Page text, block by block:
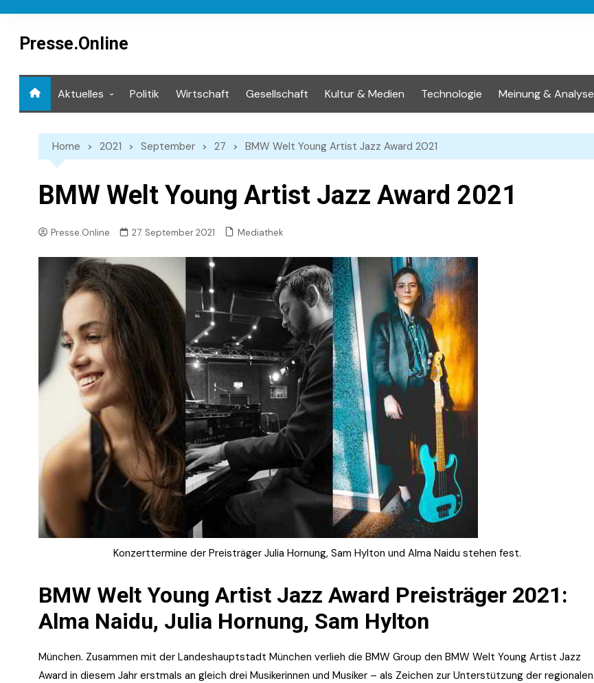
contentPresse.Online
Aktuelles Politik Wirtschaft Gesellschaft Kultur & Medien Technologie Meinung & Analyse
Home 2021 September 27 BMW Welt Young Artist Jazz Award 2021
BMW Welt Young Artist Jazz Award 2021
Presse.Online 27. September 2021 Mediathek
Konzerttermine der Preisträger Julia Hornung, Sam Hylton und Alma Naidu stehen fest.
BMW Welt Young Artist Jazz Award Preisträger 2021:
Alma Naidu, Julia Hornung, Sam Hylton
München. Zusammen mit der Landeshauptstadt München verlieh die BMW Group den BMW Welt Young Artist Jazz
Award in diesem Jahr erstmals an gleich drei Musikerinnen und Musiker – als Zeichen zur Unterstützung der regionalen